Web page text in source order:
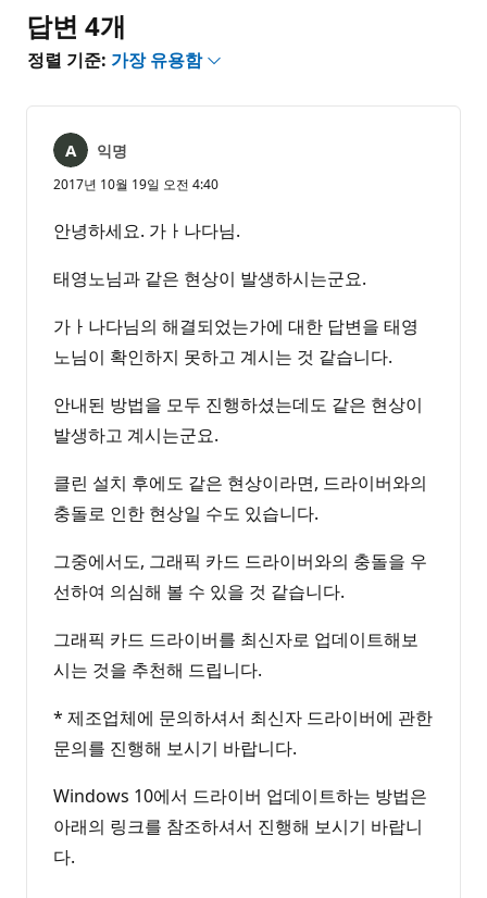
음
답변 4개
정렬 기준: 가장 유용함
익명
2017년 10월 19일 오전 4:40
안녕하세요. 가ㅏ나다님.
태영노님과 같은 현상이 발생하시는군요.
가ㅏ나다님의 해결되었는가에 대한 답변을 태영
노님이 확인하지 못하고 계시는 것 같습니다.
안내된 방법을 모두 진행하셨는데도 같은 현상이
발생하고 계시는군요.
클린 설치 후에도 같은 현상이라면, 드라이버와의
충돌로 인한 현상일 수도 있습니다.
그중에서도, 그래픽 카드 드라이버와의 충돌을 우
선하여 의심해 볼 수 있을 것 같습니다.
그래픽 카드 드라이버를 최신자로 업데이트해보
시는 것을 추천해 드립니다.
* 제조업체에 문의하셔서 최신자 드라이버에 관한
문의를 진행해 보시기 바랍니다.
Windows 10에서 드라이버 업데이트하는 방법은
아래의 링크를 참조하셔서 진행해 보시기 바랍니
다.